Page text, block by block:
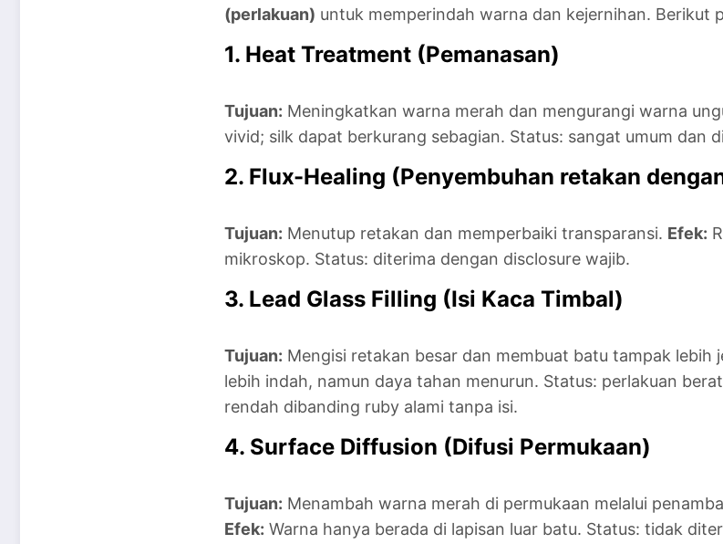
(perlakuan) untuk memperindah warna dan kejernihan. Berikut
1. Heat Treatment (Pemanasan)
Tujuan: Meningkatkan warna merah dan mengurangi warna
vivid; silk dapat berkurang sebagian. Status: sangat umum dan
2. Flux-Healing (Penyembuhan retakan
Tujuan: Menutup retakan dan memperbaiki transparansi. Efek:
mikroskop. Status: diterima dengan disclosure wajib.
3. Lead Glass Filling (Isi Kaca Timbal)
Tujuan: Mengisi retakan besar dan membuat batu tampak lebih
lebih indah, namun daya tahan menurun. Status: perlakuan
rendah dibanding ruby alami tanpa isi.
4. Surface Diffusion (Difusi Permukaan)
Tujuan: Menambah warna merah di permukaan melalui
Efek: Warna hanya berada di lapisan luar batu. Status: tidak